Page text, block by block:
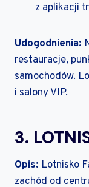
z aplikacji
Udogodnienia:
restauracje,
samochodów.
i salony VIP.
3.
Opis: Lotnisko
zachód od